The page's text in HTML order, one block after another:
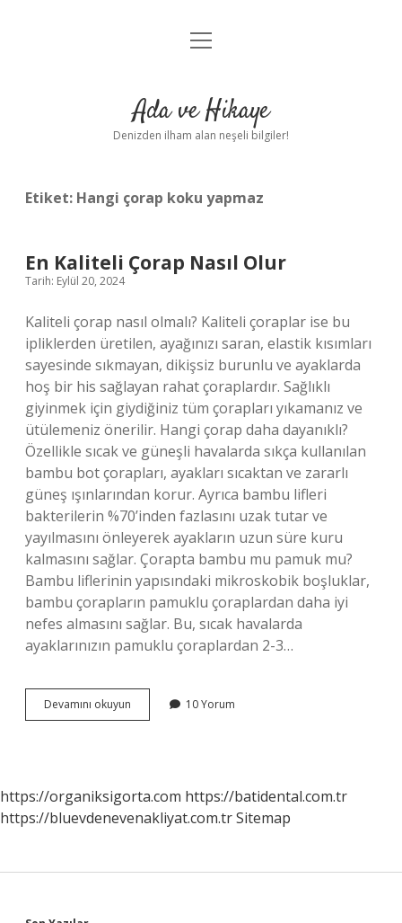
Anasayfa
Yasal Uyarı
menüyü
Ada ve Hikaye
Denizden ilham alan neşeli bilgiler!
Etiket: Hangi çorap koku yapmaz
En Kaliteli Çorap Nasıl Olur
Tarih: Eylül 20, 2024
Kaliteli çorap nasıl olmalı? Kaliteli çoraplar ise bu
ipliklerden üretilen, ayağınızı saran, elastik kısımları
sayesinde sıkmayan, dikişsiz burunlu ve ayaklarda
hoş bir his sağlayan rahat çoraplardır. Sağlıklı
giyinmek için giydiğiniz tüm çorapları yıkamanız ve
ütülemeniz önerilir. Hangi çorap daha dayanıklı?
Özellikle sıcak ve güneşli havalarda sıkça kullanılan
bambu bot çorapları, ayakları sıcaktan ve zararlı
güneş ışınlarından korur. Ayrıca bambu lifleri
bakterilerin %70’inden fazlasını uzak tutar ve
yayılmasını önleyerek ayakların uzun süre kuru
kalmasını sağlar. Çorapta bambu mu pamuk mu?
Bambu liflerinin yapısındaki mikroskobik boşluklar,
bambu çorapların pamuklu çoraplardan daha iyi
nefes almasını sağlar. Bu, sıcak havalarda
ayaklarınızın pamuklu çoraplardan 2-3…
Devamını okuyun
Kaliteli
10 Yorum
https://organiksigorta.com https://batidental.com.tr
https://bluevdenevenakliyat.com.trSitemap